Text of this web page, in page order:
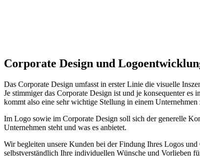
Corporate Design und
Das Corporate Design umfasst in erster Linie die visuelle
Je stimmiger das Corporate Design ist und je konsequenter
kommt also eine sehr wichtige Stellung in einem
Im Logo sowie im Corporate Design soll sich der generelle
Unternehmen steht und was es anbietet.
Wir begleiten unsere Kunden bei der Findung Ihres Logos
selbstverständlich Ihre individuellen Wünsche und Vorlieben